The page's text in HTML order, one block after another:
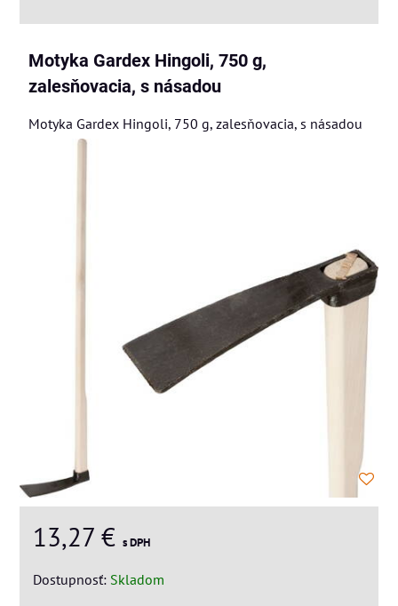
Motyka Gardex Hingoli, 750 g,
zalesňovacia, s násadou
Motyka Gardex Hingoli, 750 g, zalesňovacia, s násadou
13,27 € s DPH
Dostupnosť: Skladom